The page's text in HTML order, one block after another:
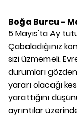
Boğa Burcu -
5 Mayıs'ta Ay
Çabaladığınız
sizi üzmemeli.
durumları
yararı olacağı
yarattığını
ayrıntılar